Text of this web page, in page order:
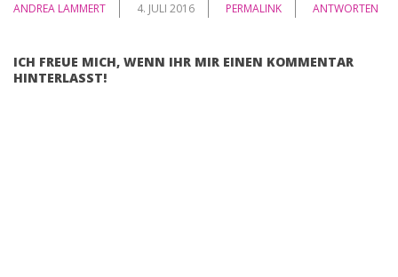
ANDREA LAMMERT 4. JULI 2016 PERMALINK ANTWORTEN
ICH FREUE MICH, WENN IHR MIR EINEN KOMMENTAR
HINTERLASST!